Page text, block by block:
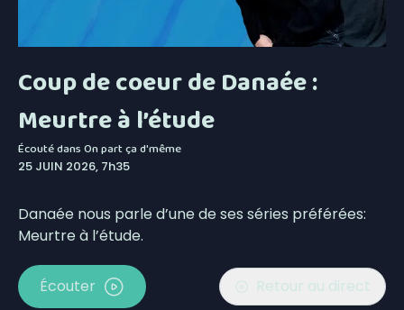
Coup de coeur de Danaée :
Meurtre à l’étude
Écouté dansOn part ça d'même
25 JUIN 2026, 7h35
Danaée nous parle d’une de ses séries préférées:
Meurtre à l’étude.
Écouter Retour au direct